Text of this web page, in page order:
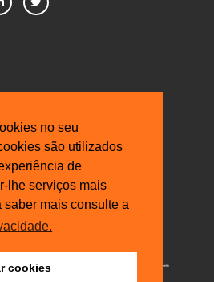
no seu
são utilizados
de
lhe serviços mais
mais consulte a
cookies
6º